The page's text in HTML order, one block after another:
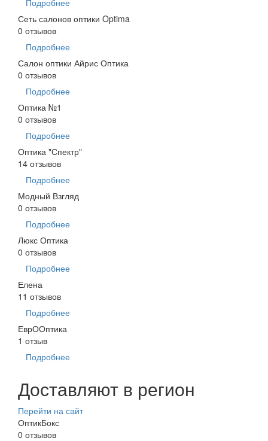
Сеть салонов оптики Optima
0 отзывов
Подробнее
Салон оптики Айрис Оптика
0 отзывов
Подробнее
Оптика №1
0 отзывов
Подробнее
Оптика "Спектр"
14 отзывов
Подробнее
Модный Взгляд
0 отзывов
Подробнее
Люкс Оптика
0 отзывов
Подробнее
Елена
11 отзывов
Подробнее
ЕврООптика
1 отзыв
Подробнее
Доставляют в регион
Перейти на сайт
ОптикБокс
0 отзывов